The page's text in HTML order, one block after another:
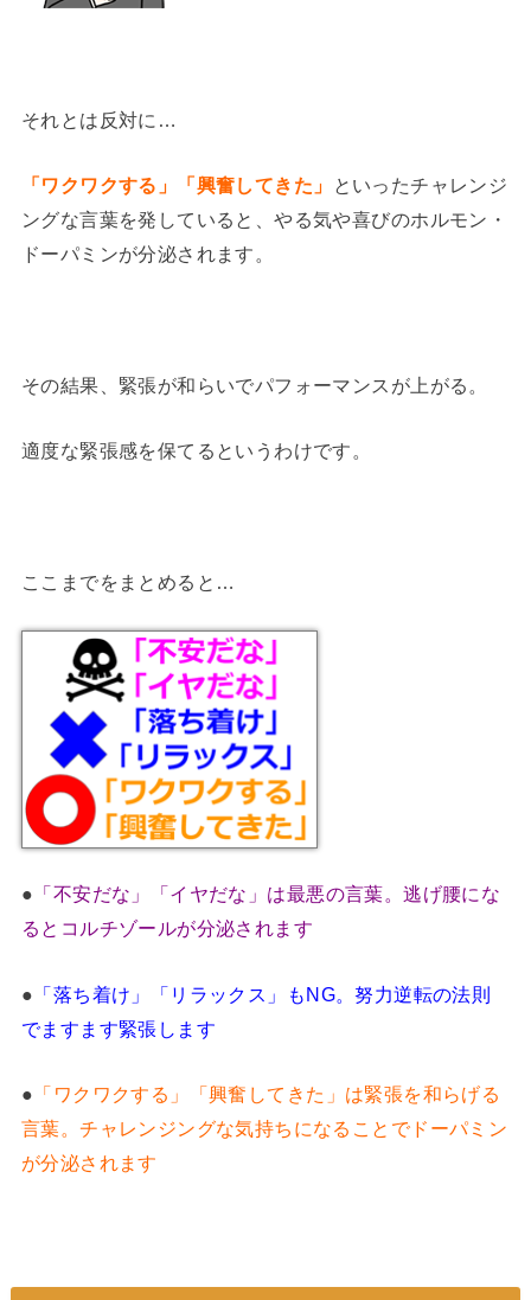
それとは反対に…
「ワクワクする」「興奮してきた」
といったチャレンジ
ングな言葉を発していると、やる気や喜びのホルモン・
ドーパミンが分泌されます。
その結果、緊張が和らいでパフォーマンスが上がる。
適度な緊張感を保てるというわけです。
ここまでをまとめると…
● 「不安だな」「イヤだな」は最悪の言葉。逃げ腰にな
るとコルチゾールが分泌されます
● 「落ち着け」「リラックス」もNG。努力逆転の法則
でますます緊張します
● 「ワクワクする」「興奮してきた」は緊張を和らげる
言葉。チャレンジングな気持ちになることでドーパミン
が分泌されます